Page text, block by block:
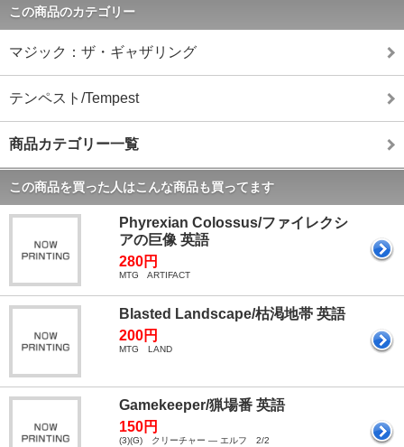
この商品のカテゴリー
マジック：ザ・ギャザリング
テンペスト/Tempest
商品カテゴリー一覧
この商品を買った人はこんな商品も買ってます
Phyrexian Colossus/ファイレクシ
アの巨像 英語
280円
MTG ARTIFACT
Blasted Landscape/枯渇地帯 英語
200円
MTG LAND
Gamekeeper/猟場番 英語
150円
(3)(G) クリーチャー ― エルフ 2/2